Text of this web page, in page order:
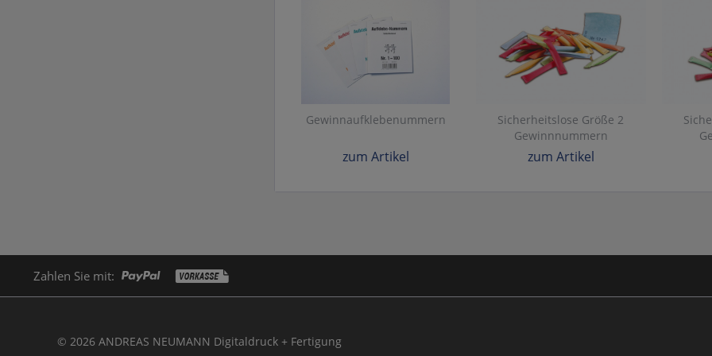
Gewinnaufklebenummern
zum Artikel
Sicherheitslose Größe 2
Gewinnnummern
zum Artikel
Zahlen Sie mit:
© 2026 ANDREAS NEUMANN Digitaldruck + Fertigung